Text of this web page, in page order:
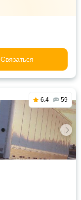
Связаться
6.4 59